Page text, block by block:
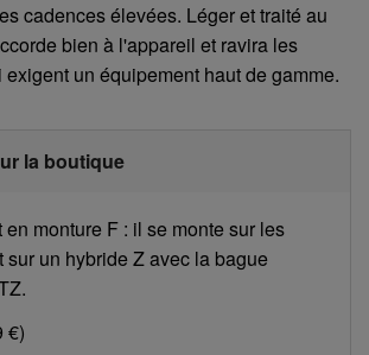
cadences élevées. Léger et traité au
bien à l'appareil et ravira les
un équipement haut de gamme.
la boutique
en monture F : il se monte sur les
sur un hybride Z avec la bague
€)